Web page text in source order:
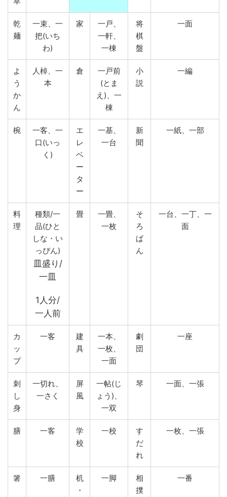
乾
麺
一束、一
把(いち
わ)
家
一戸、
一軒、
一棟
将
棋
盤
一面
よ
う
か
ん
人棹、一
本
倉
一戸前
(とま
え)、一
棟
小
説
一編
椀
一客、一
口(いっ
く)
エ
レ
ベ
ー
タ
ー
一基、
一台
新
聞
一紙、一部
料
理
種類/一
品(ひと
しな・い
っぴん)
皿盛り/
一皿
1人分/
一人前
畳
一畳、
一枚
そ
ろ
ば
ん
一台、一丁、一
面
カ
ッ
プ
一客
建
具
一本、
一枚、
一面
劇
団
一座
刺
し
身
一切れ、
一さく
屏
風
一帖(じ
ょう)、
一双
琴 一面、一張
膳 一客
学
校
一校
す
だ
れ
一枚、一張
箸 一膳
机
・
一脚
相
撲
一番